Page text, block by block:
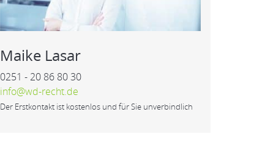
Maike Lasar
0251 - 20 86 80 30
info@wd-recht.de
Der Erstkontakt ist kostenlos und für Sie unverbindlich